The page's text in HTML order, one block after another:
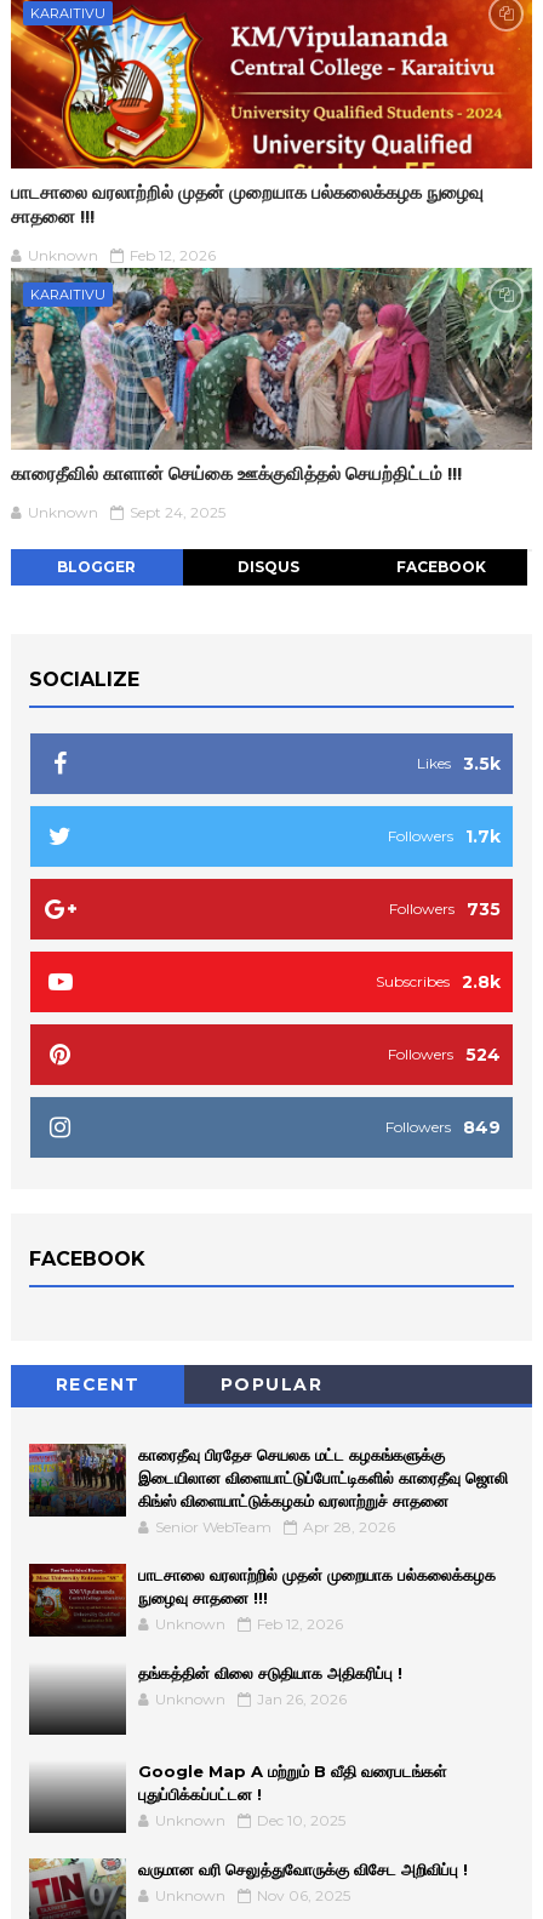
KARAITIVU
பாடசாலை வரலாற்றில் முதன் முறையாக பல்கலைக்கழக நுழைவு
சாதனை !!!
Unknown Feb 12, 2026
KARAITIVU
காரைதீவில் காளான் செய்கை ஊக்குவித்தல் செயற்திட்டம் !!!
Unknown Sept 24, 2025
BLOGGER DISQUS FACEBOOK
SOCIALIZE
3.5k
Likes
1.7k
Followers
735
Followers
2.8k
Subscribes
524
Followers
849
Followers
FACEBOOK
RECENT POPULAR
காரைதீவு பிரதேச செயலக மட்ட கழகங்களுக்கு
இடையிலான விளையாட்டுப்போட்டிகளில் காரைதீவு ஜொலி
கிங்ஸ் விளையாட்டுக்கழகம் வரலாற்றுச் சாதனை
Senior WebTeam Apr 28, 2026
பாடசாலை வரலாற்றில் முதன் முறையாக பல்கலைக்கழக
நுழைவு சாதனை !!!
Unknown Feb 12, 2026
தங்கத்தின் விலை சடுதியாக அதிகரிப்பு !
Unknown Jan 26, 2026
Google Map A மற்றும் B வீதி வரைபடங்கள்
புதுப்பிக்கப்பட்டன !
Unknown Dec 10, 2025
வருமான வரி செலுத்துவோருக்கு விசேட அறிவிப்பு !
Unknown Nov 06, 2025